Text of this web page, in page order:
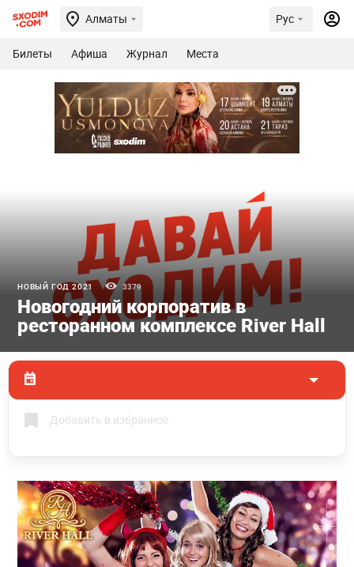
Алматы Рус
Билеты Афиша Журнал Места
НОВЫЙ ГОД 2021 3379
Новогодний корпоратив в
ресторанном комплексе River Hall
Добавить в избранное